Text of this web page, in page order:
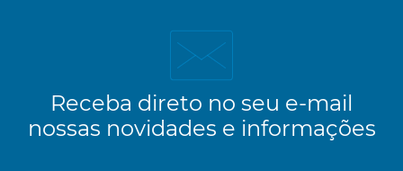
Receba direto no seu e-mail
nossas novidades e informações